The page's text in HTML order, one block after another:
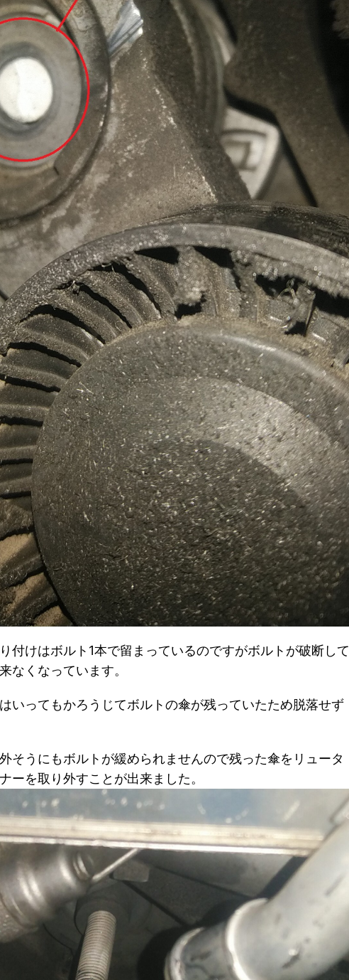
付けはボルト1本で留まっているのですがボルトが破断して
なくなっています。
いってもかろうじてボルトの傘が残っていたため脱落せず
そうにもボルトが緩められませんので残った傘をリュータ
ーを取り外すことが出来ました。